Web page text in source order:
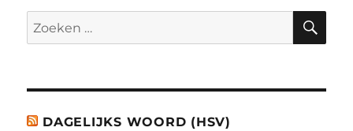
Zoeken
naar:
DAGELIJKS WOORD (HSV)